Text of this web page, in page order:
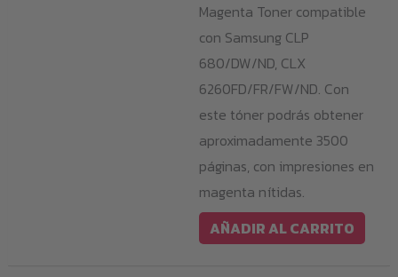
Magenta Toner compatible
con Samsung CLP
680/DW/ND, CLX
6260FD/FR/FW/ND. Con
este tóner podrás obtener
aproximadamente 3500
páginas, con impresiones en
magenta nítidas.
AÑADIR AL CARRITO